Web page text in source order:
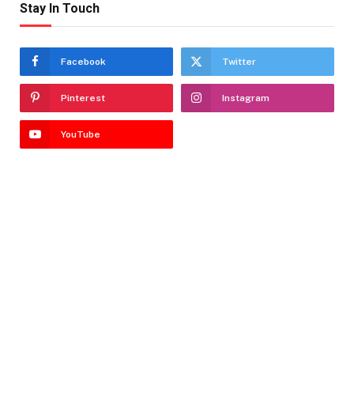
Stay In Touch
Facebook Twitter
Pinterest Instagram
YouTube